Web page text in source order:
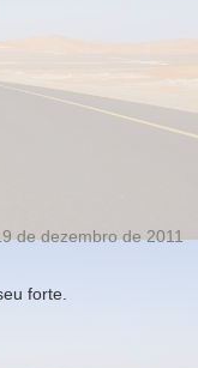
de dezembro de 2011
forte.